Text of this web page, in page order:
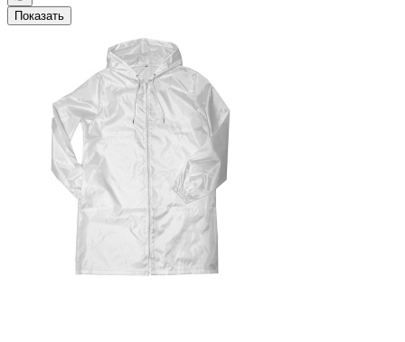
Показать